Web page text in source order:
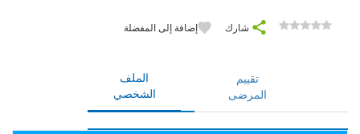
شارك إضافة إلى المفضلة
الملف
الشخصي
تقييم
المرضى